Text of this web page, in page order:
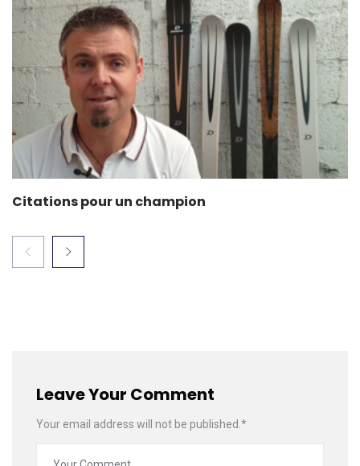
Citations pour un champion
Leave Your Comment
Your email address will not be published.*